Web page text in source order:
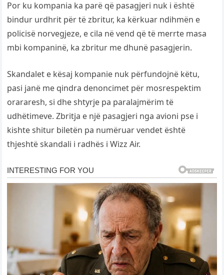
Por ku kompania ka parë që pasagjeri nuk i është
bindur urdhrit për të zbritur, ka kërkuar ndihmën e
policisë norvegjeze, e cila në vend që të merrte masa
mbi kompaninë, ka zbritur me dhunë pasagjerin.
Skandalet e kësaj kompanie nuk përfundojnë këtu,
pasi janë me qindra denoncimet për mosrespektim
orararesh, si dhe shtyrje pa paralajmërim të
udhëtimeve. Zbritja e një pasagjeri nga avioni pse i
kishte shitur biletën pa numëruar vendet është
thjeshtë skandali i radhës i Wizz Air.